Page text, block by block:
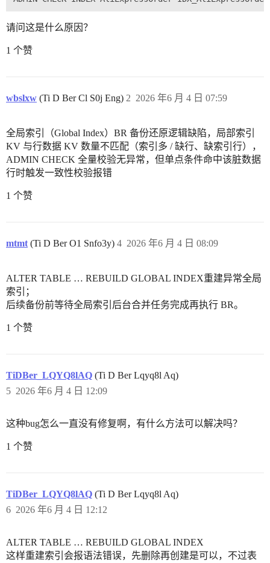
请问这是什么原因？
1 个赞
wbslxw (Ti D Ber Cl S0j Eng) 2026 年6 月 4 日 07:59
2
全局索引（Global Index）BR 备份还原逻辑缺陷，局部索引
KV 与行数据 KV 数量不匹配（索引多 / 缺行、缺索引行），
ADMIN CHECK 全量校验无异常，但单点条件命中该脏数据
行时触发一致性校验报错
1 个赞
mtmt (Ti D Ber O1 Snfo3y) 2026 年6 月 4 日 08:09
4
ALTER TABLE … REBUILD GLOBAL INDEX重建异常全局
索引；
后续备份前等待全局索引后台合并任务完成再执行 BR。
1 个赞
TiDBer_LQYQ8lAQ (Ti D Ber Lqyq8l Aq)
2026 年6 月 4 日 12:09
5
这种bug怎么一直没有修复啊，有什么方法可以解决吗？
1 个赞
TiDBer_LQYQ8lAQ (Ti D Ber Lqyq8l Aq)
2026 年6 月 4 日 12:12
6
ALTER TABLE … REBUILD GLOBAL INDEX
这样重建索引会报语法错误，先删除再创建是可以，不过表